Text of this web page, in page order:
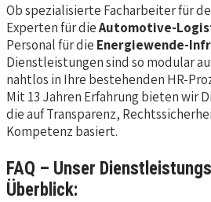
Ob spezialisierte Facharbeiter für
Experten für dieAutomotive-
Personal für die Energiewende-
Dienstleistungen sind so modular
nahtlos in Ihre bestehenden HR-
Mit 13 Jahren Erfahrung bieten wir
die auf Transparenz,
Kompetenz basiert.
FAQ – Unser
Überblick: